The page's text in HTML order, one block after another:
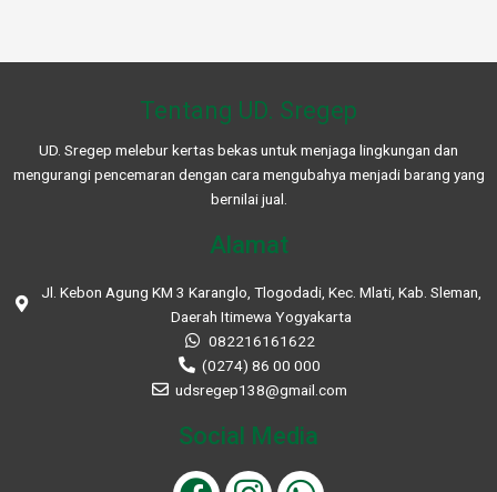
Tentang UD. Sregep
UD. Sregep melebur kertas bekas untuk menjaga lingkungan dan
mengurangi pencemaran dengan cara mengubahya menjadi barang yang
bernilai jual.
Alamat
Jl. Kebon Agung KM 3 Karanglo, Tlogodadi, Kec. Mlati, Kab. Sleman,
Daerah Itimewa Yogyakarta
082216161622
(0274) 86 00 000
udsregep138@gmail.com
Social Media